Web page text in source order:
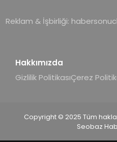
Reklam & İşbirliği:
Hakkımızda
Gizlilik PolitikasıÇerez
Copyright © 2025 Tüm
Seobaz